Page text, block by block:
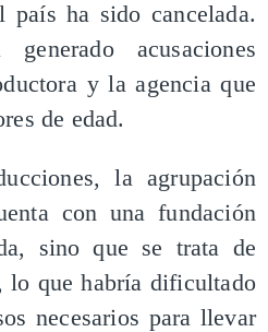
país ha sido cancelada.
acusaciones
y la agencia que
de edad.
la agrupación
con una fundación
sino que se trata de
lo que habría dificultado
necesarios para llevar